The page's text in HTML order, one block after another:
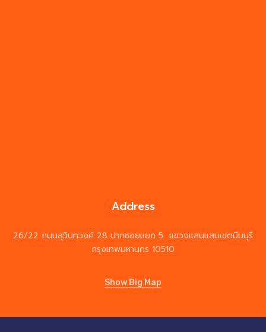
Address
26/22 ถนนสุวินทวงค์ 28 ปากซอยแยก 5 แขวงแสนแสบเขตมีนบุรี
กรุงเทพมหานคร 10510
Show Big Map